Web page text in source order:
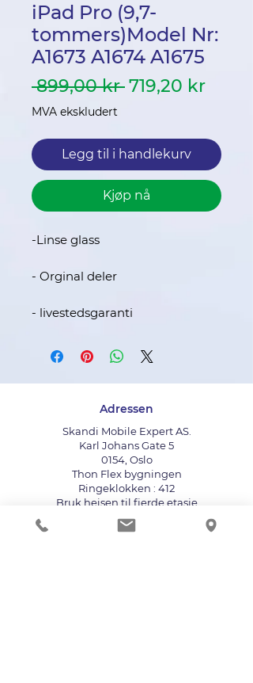
iPad Pro (9,7-
tommers)Model Nr:
A1673 A1674 A1675
899,00 kr Vanlig
719,20 kr
MVA ekskludert
Legg til i handlekurv
Kjøp nå
-Linse glass
- Orginal deler
- livestedsgaranti
Adressen
Skandi Mobile Expert AS.
Karl Johans Gate 5
0154, Oslo
Thon Flex bygningen
Ringeklokken : 412
Bruk heisen til fjerde etasje
info@mobileexpert.no
+47 411 11 211